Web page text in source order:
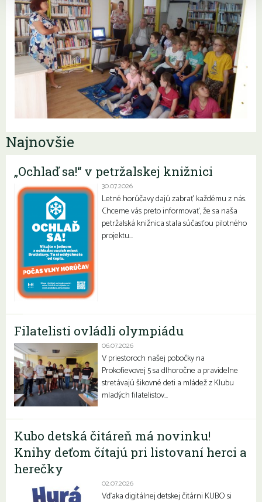
Najnovšie
„Ochlaď sa!“ v petržalskej knižnici
30.07.2026
Letné horúčavy dajú zabrať každému z nás.
Chceme vás preto informovať, že sa naša
petržalská knižnica stala súčasťou pilotného
projektu…
Filatelisti ovládli olympiádu
06.07.2026
V priestoroch našej pobočky na
Prokofievovej 5 sa dlhoročne a pravidelne
stretávajú šikovné deti a mládež z Klubu
mladých filatelistov…
Kubo detská čitáreň má novinku!
Knihy deťom čítajú pri listovaní herci a
herečky
02.07.2026
Vďaka digitálnej detskej čitárni KUBO si